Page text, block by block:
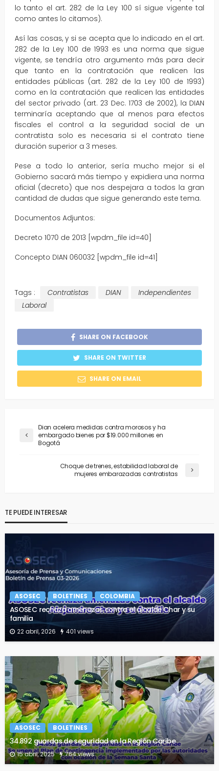
lo tanto el art. 282 de la Ley 100 sí sigue vigente tal
como antes lo citamos).
Así las cosas, y si se acepta que lo indicado en el art.
282 de la Ley 100 de 1993 es una norma que sigue
vigente, se tendría otro argumento más para decir
que tanto en la contratación que realicen las
entidades públicas (art. 282 de la Ley 100 de 1993)
como en la contratación que realicen las entidades
del sector privado (art. 23 Dec. 1703 de 2002), la DIAN
terminaría aceptando que al menos para efectos
fiscales el control a la seguridad social de un
contratista solo es necesaria si el contrato tiene
duración superior a 3 meses.
Pese a todo lo anterior, sería mucho mejor si el
Gobierno sacará más tiempo y expidiera una norma
oficial (decreto) que nos despejara a todos la gran
cantidad de dudas que sigue generando este tema.
Documentos Adjuntos:
Decreto 1070 de 2013 [wpdm_file id=40]
Concepto DIAN 060032 [wpdm_file id=41]
Tags : Contratistas DIAN
Independientes
Laboral
SHARE ON FACEBOOK
SHARE ON TWITTER
SHARE ON EMAIL
Dian acelera medidas contra morosos y ha
embargado bienes por $19.000 millones en
Bogotá
Choque de trenes, estabilidad laboral de
mujeres embarazadas contratistas
TE PUEDE INTERESAR
ASOSEC BOLETINES COLOMBIA
ASOSEC rechaza amenazas contra el alcalde Char y su
familia
22 abril, 2026 401 views
ASOSEC BOLETINES
34.892 guardas de seguridad en la Región Caribe
15 abril, 2025 764 views